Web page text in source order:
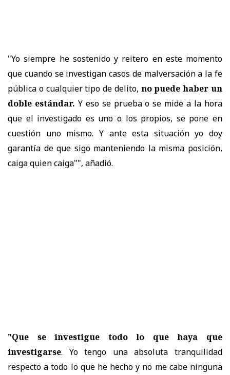
"Yo siempre he sostenido y reitero en este momento
que cuando se investigan casos de malversación a la fe
pública o cualquier tipo de delito, no puede haber un
doble estándar. Y eso se prueba o se mide a la hora
que el investigado es uno o los propios, se pone en
cuestión uno mismo. Y ante esta situación yo doy
garantía de que sigo manteniendo la misma posición,
caiga quien caiga"", añadió.
"Que se investigue todo lo que haya que
investigarse. Yo tengo una absoluta tranquilidad
respecto a todo lo que he hecho y no me cabe ninguna